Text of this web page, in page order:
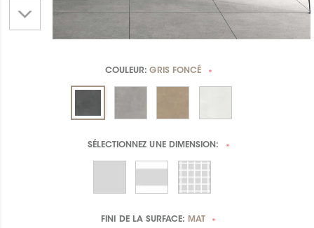
COULEUR:GRIS FONCÉ *
SÉLECTIONNEZ UNEDIMENSION: *
FINI DE LA SURFACE: MAT *